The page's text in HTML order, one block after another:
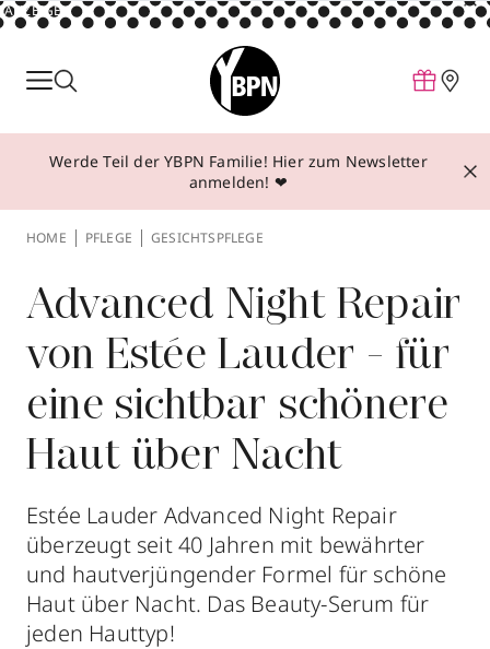
ANZEIGE
Parfum
Make-up
Behandlungen
Über YBPN
Aktionen
Storefinder
Werde Teil der YBPN Familie! Hier zum Newsletter
anmelden! ❤
HOME PFLEGE GESICHTSPFLEGE
Advanced Night Repair
von Estée Lauder - für
eine sichtbar schönere
Haut über Nacht
Estée Lauder Advanced Night Repair
überzeugt seit 40 Jahren mit bewährter
und hautverjüngender Formel für schöne
Haut über Nacht. Das Beauty-Serum für
jeden Hauttyp!